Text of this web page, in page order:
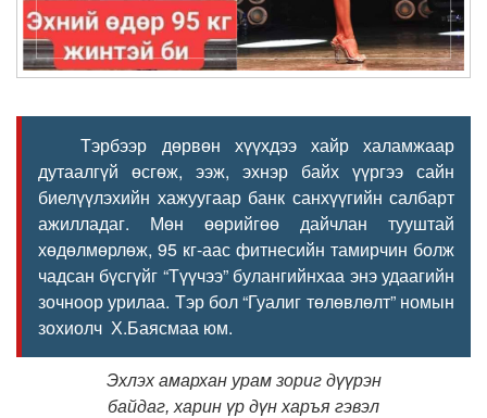
Тэрбээр дөрвөн хүүхдээ хайр халамжаар
дутаалгүй өсгөж, ээж, эхнэр байх үүргээ сайн
биелүүлэхийн хажуугаар банк санхүүгийн салбарт
ажилладаг. Мөн өөрийгөө дайчлан тууштай
хөдөлмөрлөж, 95 кг-аас фитнесийн тамирчин болж
чадсан бүсгүйг “Түүчээ” булангийнхаа энэ удаагийн
зочноор урилаа. Тэр бол “Гуалиг төлөвлөлт” номын
зохиолч Х.Баясмаа юм.
Эхлэх амархан урам зориг дүүрэн
байдаг, харин үр дүн харъя гэвэл